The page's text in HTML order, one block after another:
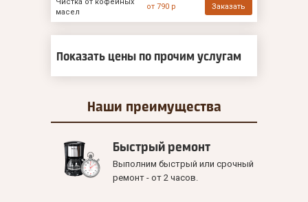
Чистка от кофейных
масел
от 790 р Заказать
Показать цены по прочим услугам
Наши преимущества
Быстрый ремонт
Выполним быстрый или срочный
ремонт - от 2 часов.